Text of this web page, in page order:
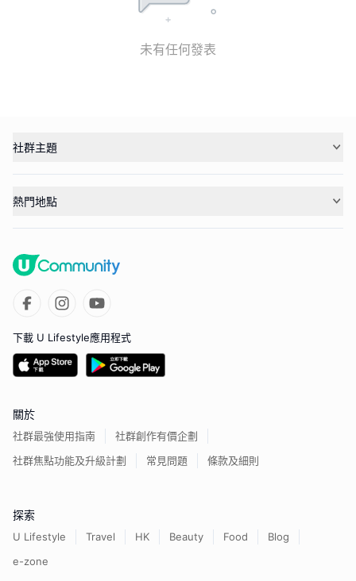
未有任何發表
社群主題
熱門地點
下載 U Lifestyle應用程式
關於
社群最強使用指南
社群創作有價企劃
社群焦點功能及升級計劃
常見問題 條款及細則
探索
U Lifestyle Travel HK Beauty Food
Blog
e-zone